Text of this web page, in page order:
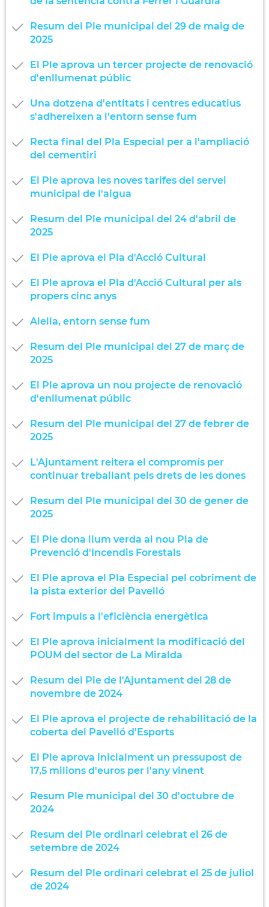
Resum del Ple municipal del 29 de maig de
2025
El Ple aprova un tercer projecte de renovació
d'enllumenat públic
Una dotzena d'entitats i centres educatius
s'adhereixen a l'entorn sense fum
Recta final del Pla Especial per a l'ampliació
del cementiri
El Ple aprova les noves tarifes del servei
municipal de l'aigua
Resum del Ple municipal del 24 d'abril de
2025
El Ple aprova el Pla d'Acció Cultural
El Ple aprova el Pla d'Acció Cultural per als
propers cinc anys
Alella, entorn sense fum
Resum del Ple municipal del 27 de març de
2025
El Ple aprova un nou projecte de renovació
d'enllumenat públic
Resum del Ple municipal del 27 de febrer de
2025
L'Ajuntament reitera el compromís per
continuar treballant pels drets de les dones
Resum del Ple municipal del 30 de gener de
2025
El Ple dona llum verda al nou Pla de
Prevenció d'Incendis Forestals
El Ple aprova el Pla Especial pel cobriment de
la pista exterior del Pavelló
Fort impuls a l'eficiència energètica
El Ple aprova inicialment la modificació del
POUM del sector de La Miralda
Resum del Ple de l'Ajuntament del 28 de
novembre de 2024
El Ple aprova el projecte de rehabilitació de la
coberta del Pavelló d'Esports
El Ple aprova inicialment un pressupost de
17,5 milions d'euros per l'any vinent
Resum Ple municipal del 30 d'octubre de
2024
Resum del Ple ordinari celebrat el 26 de
setembre de 2024
Resum del Ple ordinari celebrat el 25 de juliol
de 2024